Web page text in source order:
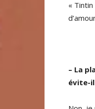
«
– La
évite-il